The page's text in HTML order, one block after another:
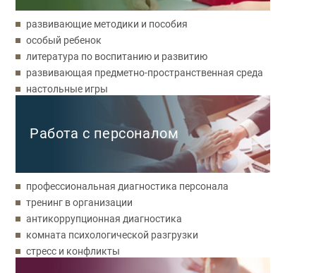
развивающие методики и пособия
особый ребенок
литература по воспитанию и развитию
развивающая предметно-пространственная среда
настольные игры
Работа с персоналом
профессиональная диагностика персонала
тренинг в организации
антикоррупционная диагностика
комната психологической разгрузки
стресс и конфликты